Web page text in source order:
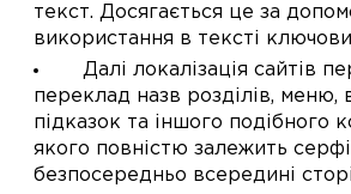
текст. Досягається це за
використання в тексті
Далі локалізація сайтів
переклад назв розділів, меню,
підказок та іншого подібного
якого повністю залежить
безпосередньо всередині